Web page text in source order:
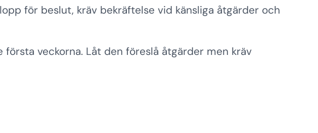
för beslut, kräv bekräftelse vid känsliga åtgärder och
första veckorna. Låt den föreslå åtgärder men kräv